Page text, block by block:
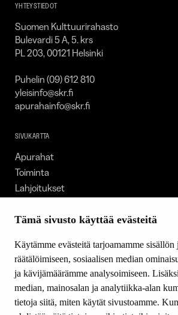
Tämä sivusto käyttää evästeitä
Käytämme evästeitä tarjoamamme sisällön
räätälöimiseen, sosiaalisen median
ja kävijämäärämme analysoimiseen.
median, mainosalan ja analytiikka-alan
tietoja siitä, miten käytät sivustoamme.
YHTEYSTIEDOT
Suomen Kulttuurirahasto
Bulevardi 5 A, 5. krs
PL 203, 00121 Helsinki
Puhelin (09) 612 810
yleisinfo@skr.fi
apurahainfo@skr.fi
SIVUKARTTA
Apurahat
Toiminta
Lahjoitukset
Ajankohtaista
Yhteystiedot
SEURAA MEITÄ
Facebook